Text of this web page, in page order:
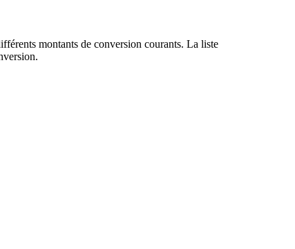
montants de conversion courants. La liste